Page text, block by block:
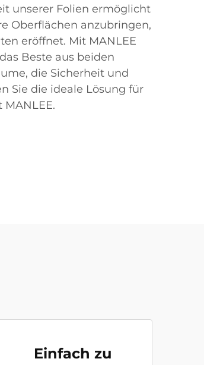
unserer Folien ermöglicht
Oberflächen anzubringen,
eröffnet. Mit MANLEE
Beste aus beiden
die Sicherheit und
Sie die ideale Lösung für
Einfach zu